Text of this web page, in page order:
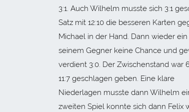
3:1. Auch Wilhelm musste sich 3:1
Satz mit 12:10 die besseren Karten
Michael in der Hand. Dann wieder
seinem Gegner keine Chance und
verdient 3:0. Der Zwischenstand war
11:7 geschlagen geben. Eine klare
Niederlagen musste dann Wilhelm
zweiten Spiel konnte sich dann Felix